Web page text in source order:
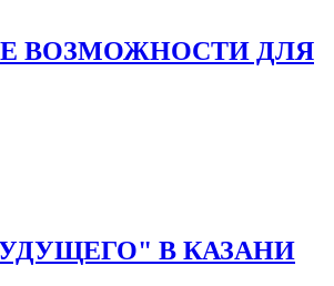
ВОЗМОЖНОСТИ ДЛЯ
В КАЗАНИ